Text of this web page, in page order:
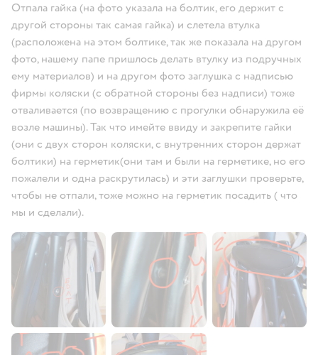
Отпала гайка (на фото указала на болтик, его держит с
другой стороны так самая гайка) и слетела втулка
(расположена на этом болтике, так же показала на другом
фото, нашему папе пришлось делать втулку из подручных
ему материалов) и на другом фото заглушка с надписью
фирмы коляски (с обратной стороны без надписи) тоже
отваливается (по возвращению с прогулки обнаружила её
возле машины). Так что имейте ввиду и закрепите гайки
(они с двух сторон коляски, с внутренних сторон держат
болтики) на герметик(они там и были на герметике, но его
пожалели и одна раскрутилась) и эти заглушки проверьте,
чтобы не отпали, тоже можно на герметик посадить ( что
мы и сделали).